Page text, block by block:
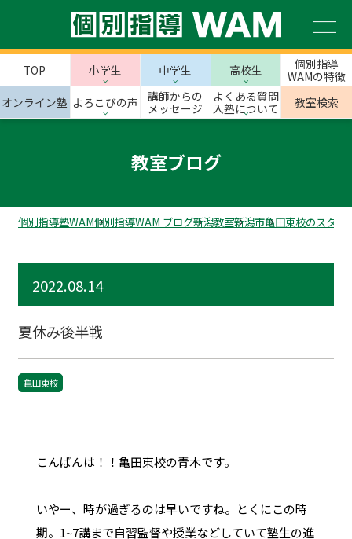
TOP 小学生 中学生 高校生
個別指導
WAMの特徴
オンライン塾 よろこびの声
講師からの
メッセージ
よくある質問
入塾について
教室検索
教室ブログ
個別指導塾WAM個別指導WAM ブログ新潟教室新潟市亀田東校のスタッ
2022.08.14
夏休み後半戦
亀田東校
こんばんは！！亀田東校の青木です。
いやー、時が過ぎるのは早いですね。とくにこの時
期。1~7講まで自習監督や授業などしていて塾生の進